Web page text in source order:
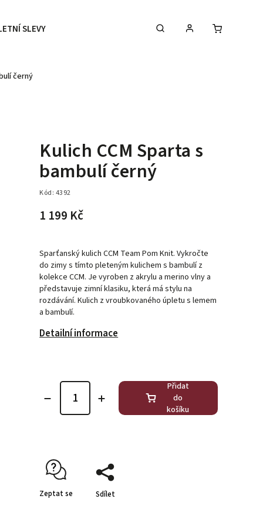
SLEVY DÁRKOVÉ POUKAZY
černý
Kulich CCM Sparta s
bambulí černý
Kód: 4392
1 199 Kč
Sparťanský kulich CCM Team Pom Knit. Vykročte
do zimy s tímto pleteným kulichem s bambulí z
kolekce CCM. Je vyroben z akrylu a merino vlny a
představuje zimní klasiku, která má stylu na
rozdávání. Kulich z vroubkovaného úpletu s lemem
a bambulí.
Detailní informace
Přidat
do
košíku
Zeptat se Sdílet